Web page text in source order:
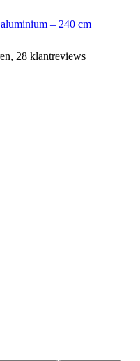
– 240 cm
28 klantreviews